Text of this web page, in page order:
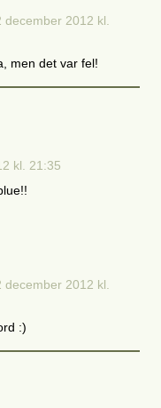
december 2012 kl.
men det var fel!
kl. 21:35
december 2012 kl.
:)